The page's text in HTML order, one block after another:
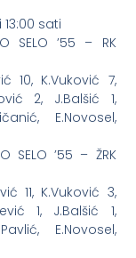
13:00 sati
SELO ’55 – RK
10, K.Vuković 7,
2, J.Balšić 1,
E.Novosel,
SELO ’55 – ŽRK
11, K.Vuković 3,
1, J.Balšić 1,
E.Novosel,